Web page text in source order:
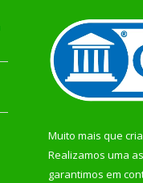
Muito mais que
Realizamos uma
garantimos em